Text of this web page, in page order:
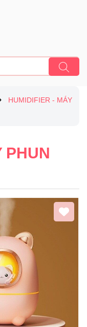
HUMIDIFIER - MÁY
PHUN